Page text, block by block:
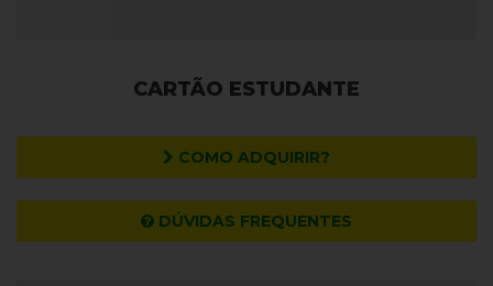
CARTÃO ESTUDANTE
COMO ADQUIRIR?
DÚVIDAS FREQUENTES